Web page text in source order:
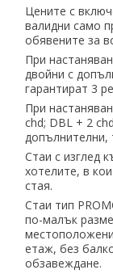
Цените с
валидни само
обявените за
При
двойни с
гарантират 3
При
chd; DBL + 2
допълнителни,
Стаи с изглед
хотелите, в
стая.
Стаи тип
по-малък
етаж, без
обзавеждане.